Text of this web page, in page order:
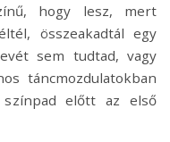
hogy lesz, mert
összeakadtál egy
sem tudtad, vagy
táncmozdulatokban
színpad előtt az első